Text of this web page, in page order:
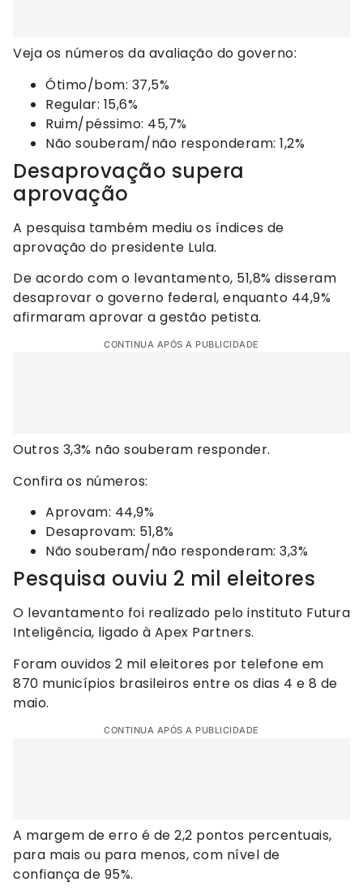
Veja os números da avaliação do governo:
Ótimo/bom: 37,5%
Regular: 15,6%
Ruim/péssimo: 45,7%
Não souberam/não responderam: 1,2%
Desaprovação supera
aprovação
A pesquisa também mediu os índices de
aprovação do presidente Lula.
De acordo com o levantamento, 51,8% disseram
desaprovar o governo federal, enquanto 44,9%
afirmaram aprovar a gestão petista.
CONTINUA APÓS A PUBLICIDADE
Outros 3,3% não souberam responder.
Confira os números:
Aprovam: 44,9%
Desaprovam: 51,8%
Não souberam/não responderam: 3,3%
Pesquisa ouviu 2 mil eleitores
O levantamento foi realizado pelo instituto Futura
Inteligência, ligado à Apex Partners.
Foram ouvidos 2 mil eleitores por telefone em
870 municípios brasileiros entre os dias 4 e 8 de
maio.
CONTINUA APÓS A PUBLICIDADE
A margem de erro é de 2,2 pontos percentuais,
para mais ou para menos, com nível de
confiança de 95%.